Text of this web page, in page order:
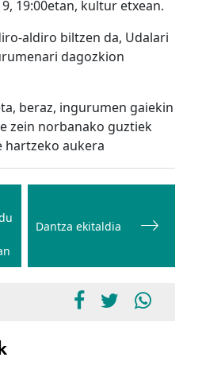
19:00etan, kultur etxean.
aldiro biltzen da, Udalari
dagozkion
beraz, ingurumen gaiekin
zein norbanako guztiek
aukera
Dantza ekitaldia